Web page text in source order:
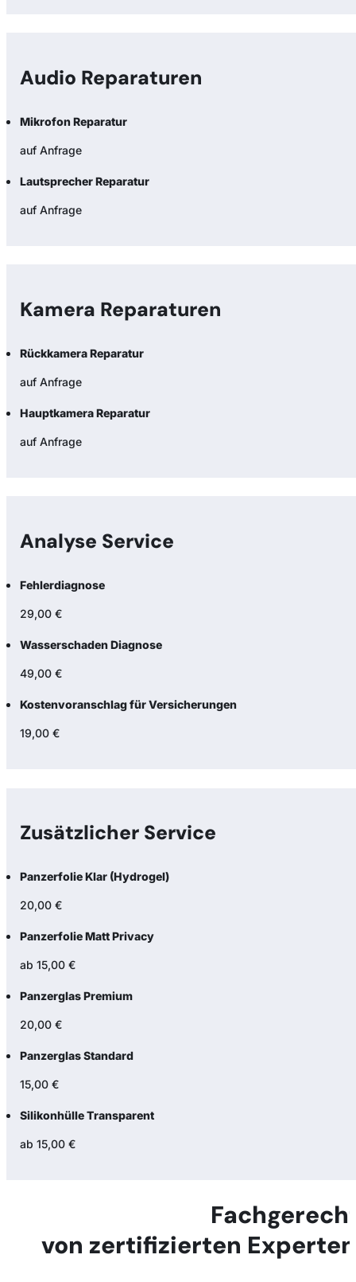
Audio Reparaturen
Mikrofon Reparatur
auf Anfrage
Lautsprecher Reparatur
auf Anfrage
Kamera Reparaturen
Rückkamera Reparatur
auf Anfrage
Hauptkamera Reparatur
auf Anfrage
Analyse Service
Fehlerdiagnose
29,00 €
Wasserschaden Diagnose
49,00 €
Kostenvoranschlag für Versicherungen
19,00 €
Zusätzlicher Service
Panzerfolie Klar (Hydrogel)
20,00 €
Panzerfolie Matt Privacy
ab 15,00 €
Panzerglas Premium
20,00 €
Panzerglas Standard
15,00 €
Silikonhülle Transparent
ab 15,00 €
von zertifizierten Experten